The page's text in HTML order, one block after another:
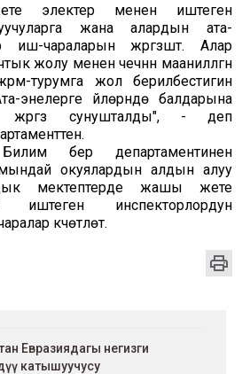
электер менен иштеген
жана алардын ата-
иш-чараларын жүргүзүштү. Алар
жолу менен чечүүнүн маанилүүлүгүн
турумга жол берилбестигин
энелерге үйлөрүндө балдарына
жүргүзүү сунушталды", - деп
берүү департаментинен
окуялардын алдын алуу
мектептерде жашы жете
инспекторлордун
күчөтүлөт.
Евразиядагы негизги
катышуучусу